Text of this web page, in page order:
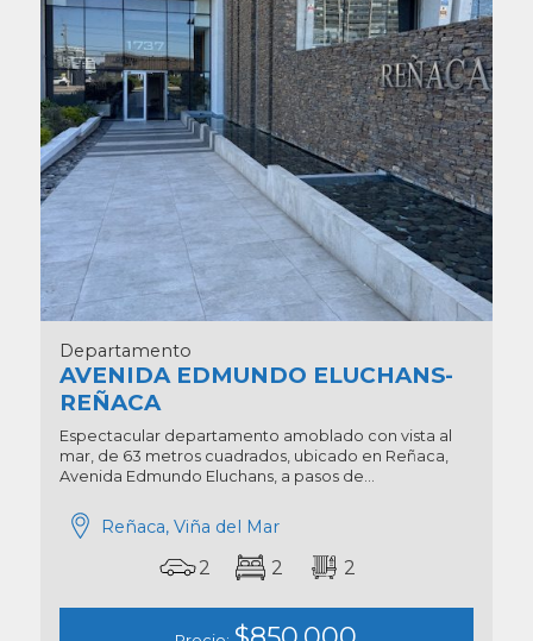
Departamento
AVENIDA EDMUNDO ELUCHANS-
REÑACA
Espectacular departamento amoblado con vista al
mar, de 63 metros cuadrados, ubicado en Reñaca,
Avenida Edmundo Eluchans, a pasos de...
Reñaca, Viña del Mar
2 2 2